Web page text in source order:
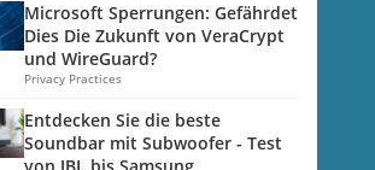
Microsoft Sperrungen: Gefährdet
Dies Die Zukunft von VeraCrypt
und WireGuard?
Privacy Practices
Entdecken Sie die beste
Soundbar mit Subwoofer - Test